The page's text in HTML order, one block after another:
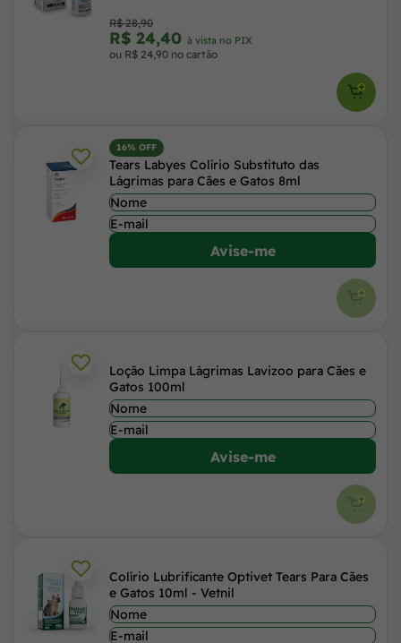
R$ 28,90
R$ 24,40 à vista no PIX
ou R$ 24,90 no cartão
16% OFF
Tears Labyes Colírio Substituto das
Lágrimas para Cães e Gatos 8ml
Avise-me
Loção Limpa Lágrimas Lavizoo para Cães e
Gatos 100ml
Avise-me
Colírio Lubrificante Optivet Tears Para Cães
e Gatos 10ml - Vetnil